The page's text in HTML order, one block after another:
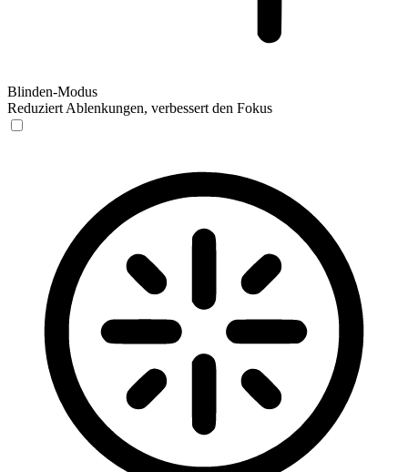
Blinden-Modus
Reduziert Ablenkungen, verbessert den Fokus